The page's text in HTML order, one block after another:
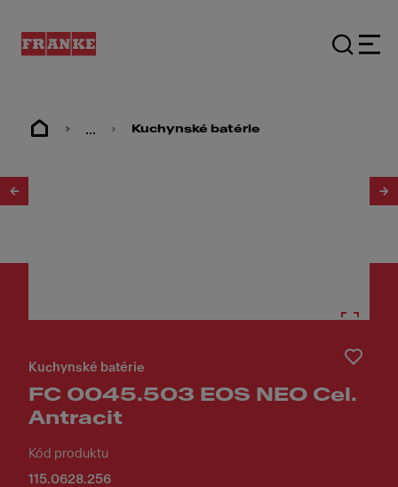
... Kuchynské batérie
Kuchynské batérie
FC 0045.503 EOS NEO Cel.
Antracit
Kód produktu
115.0628.256